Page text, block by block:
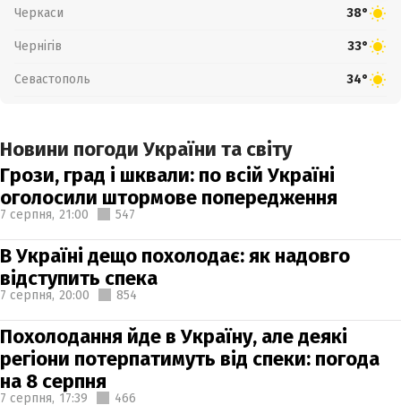
Черкаси 38°
Чернігів 33°
Севастополь 34°
Новини погоди України та світу
Грози, град і шквали: по всій Україні
оголосили штормове попередження
7 серпня, 21:00 547
В Україні дещо похолодає: як надовго
відступить спека
7 серпня, 20:00 854
Похолодання йде в Україну, але деякі
регіони потерпатимуть від спеки: погода
на 8 серпня
7 серпня, 17:39 466